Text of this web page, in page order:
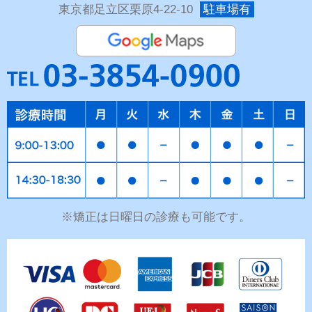
東京都足立区栗原4-22-10 駐車場有
※矯正は日曜日の診療も可能です。